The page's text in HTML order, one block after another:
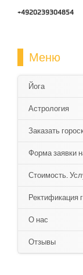
+4920239304854
Меню
Йога
Астрология
Заказать
Форма заявки
Стоимость.
Ректификация
О нас
Отзывы